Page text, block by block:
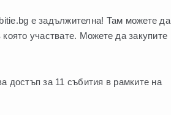
е задължителна! Там можете да
участвате. Можете да закупите
за 11 събития в рамките на